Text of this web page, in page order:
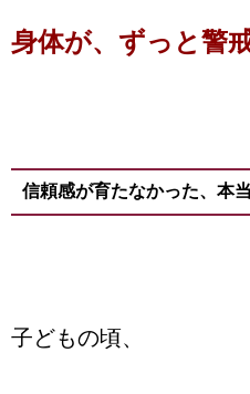
身体が、ずっと警
信頼感が育たなかった、本
子どもの頃、